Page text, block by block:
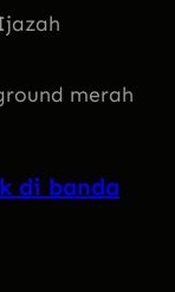
merah
di banda